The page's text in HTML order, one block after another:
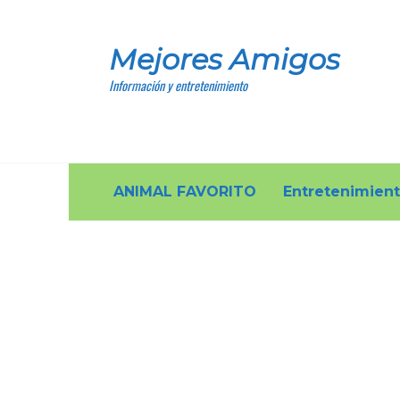
Mejores Amigos
Información y entretenimiento
ANIMAL FAVORITO